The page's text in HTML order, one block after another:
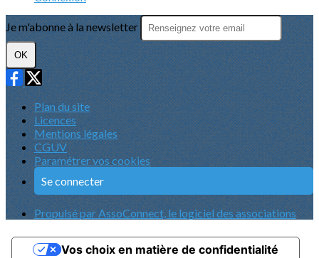
Je m'abonne à la newsletter
OK
Plan du site
Licences
Mentions légales
CGUV
Paramétrer vos cookies
Se connecter
Propulsé par AssoConnect, le logiciel des associations
Vos choix en matière de confidentialité